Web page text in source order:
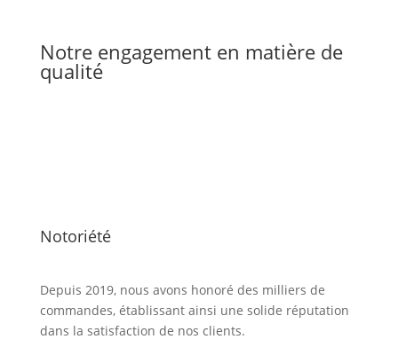
Notre engagement en matière de
qualité
Notoriété
Depuis 2019, nous avons honoré des milliers de
commandes, établissant ainsi une solide réputation
dans la satisfaction de nos clients.